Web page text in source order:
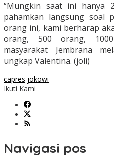
“Mungkin saat ini hanya
pahamkan langsung soal
orang ini, kami berharap
orang, 500 orang,
masyarakat Jembrana
ungkap Valentina. (joli)
capres jokowi
Ikuti Kami
Navigasi pos